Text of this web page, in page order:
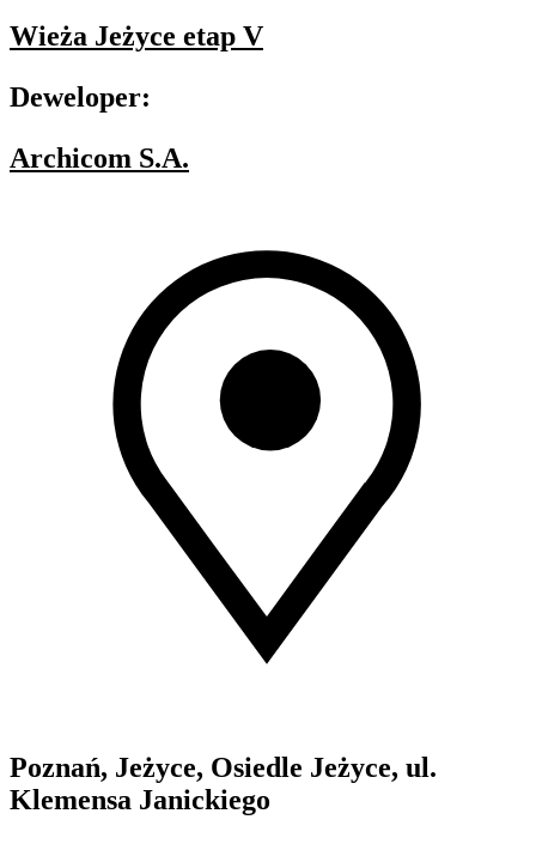
Wieża Jeżyce etap V
Deweloper:
Archicom S.A.
Poznań, Jeżyce, Osiedle Jeżyce, ul.
Klemensa Janickiego